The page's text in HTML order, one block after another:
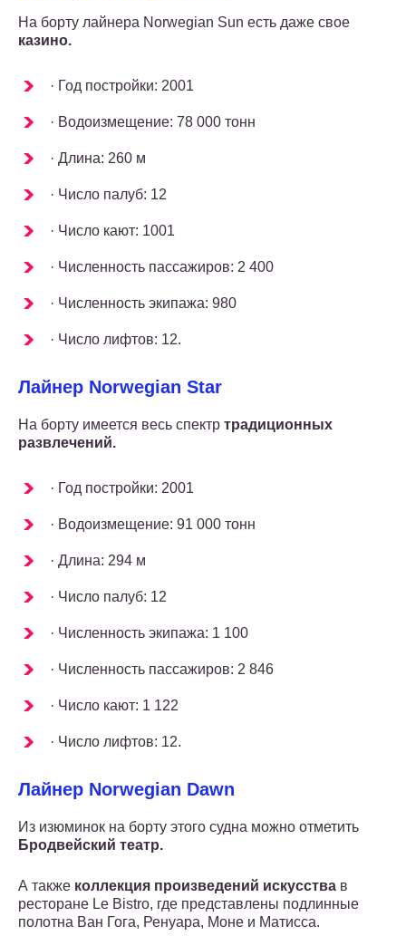
На борту лайнера Norwegian Sun есть даже свое
казино.
· Год постройки: 2001
· Водоизмещение: 78 000 тонн
· Длина: 260 м
· Число палуб: 12
· Число кают: 1001
· Численность пассажиров: 2 400
· Численность экипажа: 980
· Число лифтов: 12.
Лайнер Norwegian Star
На борту имеется весь спектр традиционных
развлечений.
· Год постройки: 2001
· Водоизмещение: 91 000 тонн
· Длина: 294 м
· Число палуб: 12
· Численность экипажа: 1 100
· Численность пассажиров: 2 846
· Число кают: 1 122
· Число лифтов: 12.
Лайнер Norwegian Dawn
Из изюминок на борту этого судна можно отметить
Бродвейский театр.
А также коллекция произведений искусства в
ресторане Le Bistro, где представлены подлинные
полотна Ван Гога, Ренуара, Моне и Матисса.